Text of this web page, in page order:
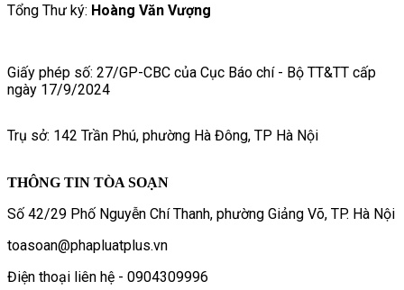
Tổng Thư ký: Hoàng Văn Vượng
Giấy phép số: 27/GP-CBC của Cục Báo chí - Bộ TT&TT cấp
ngày 17/9/2024
Trụ sở: 142 Trần Phú, phường Hà Đông, TP Hà Nội
THÔNG TIN TÒA SOẠN
Số 42/29 Phố Nguyễn Chí Thanh, phường Giảng Võ, TP. Hà Nội
toasoan@phapluatplus.vn
Điện thoại liên hệ - 0904309996